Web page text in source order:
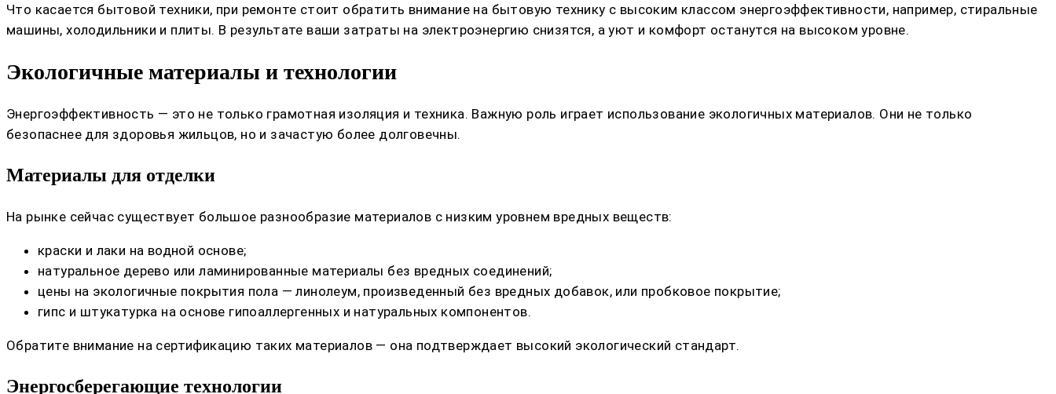
Что касается бытовой техники, при ремонте стоит обратить внимание на бытовую технику с высоким классом энергоэффективности, например, стиральные
машины, холодильники и плиты. В результате ваши затраты на электроэнергию снизятся, а уют и комфорт останутся на высоком уровне.
Экологичные материалы и технологии
Энергоэффективность — это не только грамотная изоляция и техника. Важную роль играет использование экологичных материалов. Они не только
безопаснее для здоровья жильцов, но и зачастую более долговечны.
Материалы для отделки
На рынке сейчас существует большое разнообразие материалов с низким уровнем вредных веществ:
краски и лаки на водной основе;
натуральное дерево или ламинированные материалы без вредных соединений;
цены на экологичные покрытия пола — линолеум, произведенный без вредных добавок, или пробковое покрытие;
гипс и штукатурка на основе гипоаллергенных и натуральных компонентов.
Обратите внимание на сертификацию таких материалов — она подтверждает высокий экологический стандарт.
Энергосберегающие технологии